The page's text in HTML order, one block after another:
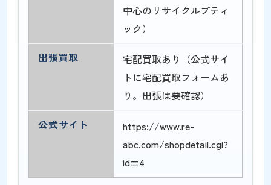
中心のリサイクルブティ
ック）
出張買取
宅配買取あり（公式サイ
トに宅配買取フォームあ
り。出張は要確認）
公式サイト
https://www.re-
abc.com/shopdetail.cgi?
id=4